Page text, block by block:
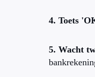
4. Toets
5. Wacht